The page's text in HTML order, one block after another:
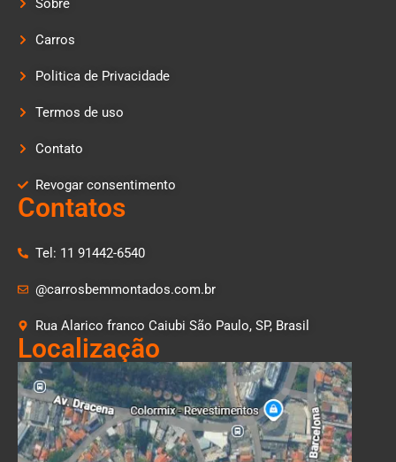
Sobre
Carros
Politica de Privacidade
Termos de uso
Contato
Revogar consentimento
Contatos
Tel: 11 91442-6540
@carrosbemmontados.com.br
Rua Alarico franco Caiubi São Paulo, SP, Brasil
Localização